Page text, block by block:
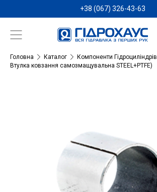
+38 (067) 326-43-63
Головна Каталог Компоненти Гідроциліндрів
Втулка ковзання самозмащувальна STEEL+PTFE)